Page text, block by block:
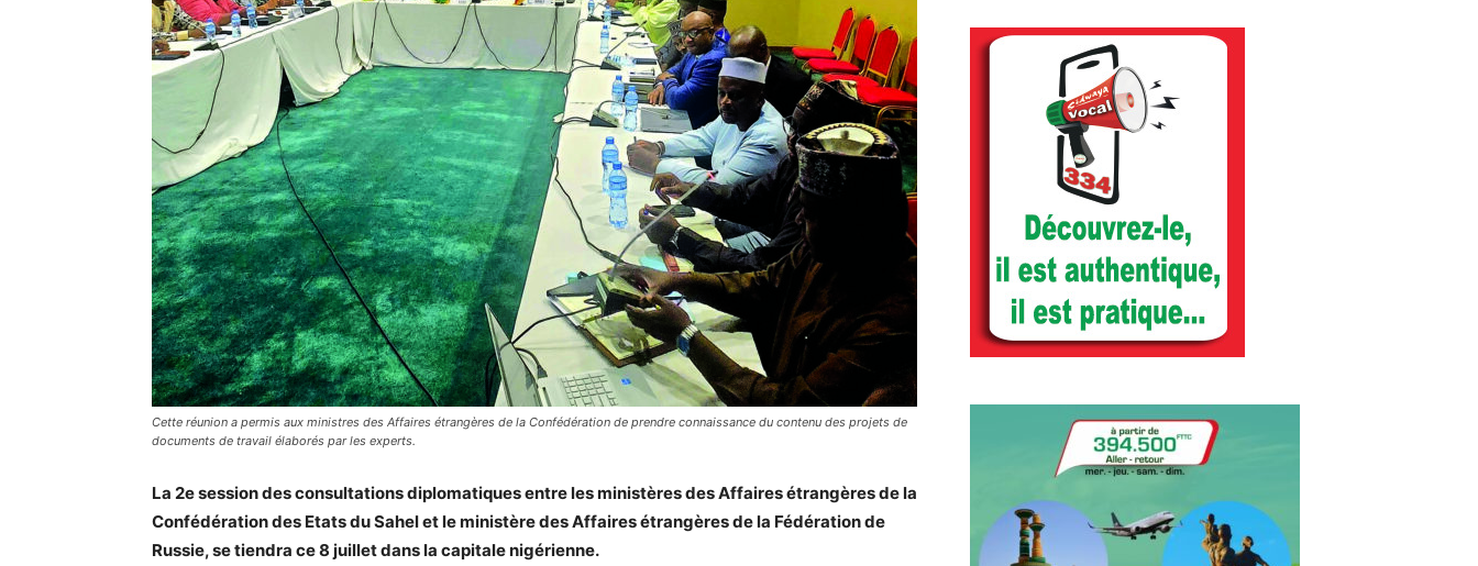
Cette réunion a permis aux ministres des Affaires étrangères de la Confédération de prendre connaissance du contenu des projets de
documents de travail élaborés par les experts.
La 2e session des consultations diplomatiques entre les ministères des Affaires étrangères de la
Confédération des Etats du Sahel et le ministère des Affaires étrangères de la Fédération de
Russie, se tiendra ce 8 juillet dans la capitale nigérienne.